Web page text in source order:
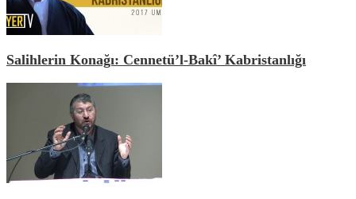
Salihlerin Konağı: Cennetü’l-Bakî’ Kabristanlığı